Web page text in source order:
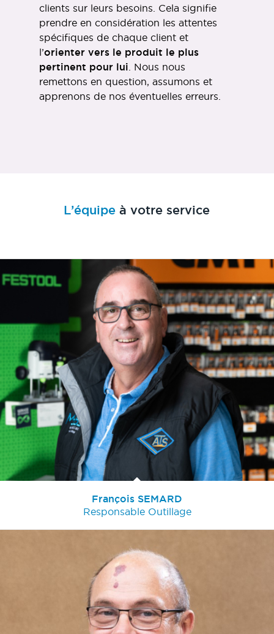
clients sur leurs besoins. Cela signifie
prendre en considération les attentes
spécifiques de chaque client et
l’orienter vers le produit le plus
pertinent pour lui . Nous nous
remettons en question, assumons et
apprenons de nos éventuelles erreurs.
L’équipeà votre service
François SEMARD
Responsable Outillage